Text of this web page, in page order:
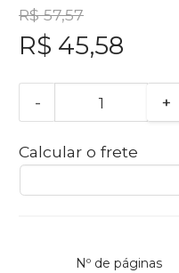
R$ 57,57
R$ 45,58
- +
Calcular o frete
Nº de páginas